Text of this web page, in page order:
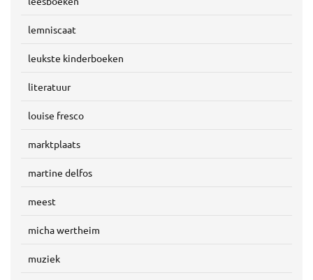
lemniscaat
leukste kinderboeken
literatuur
louise fresco
marktplaats
martine delfos
meest
micha wertheim
muziek